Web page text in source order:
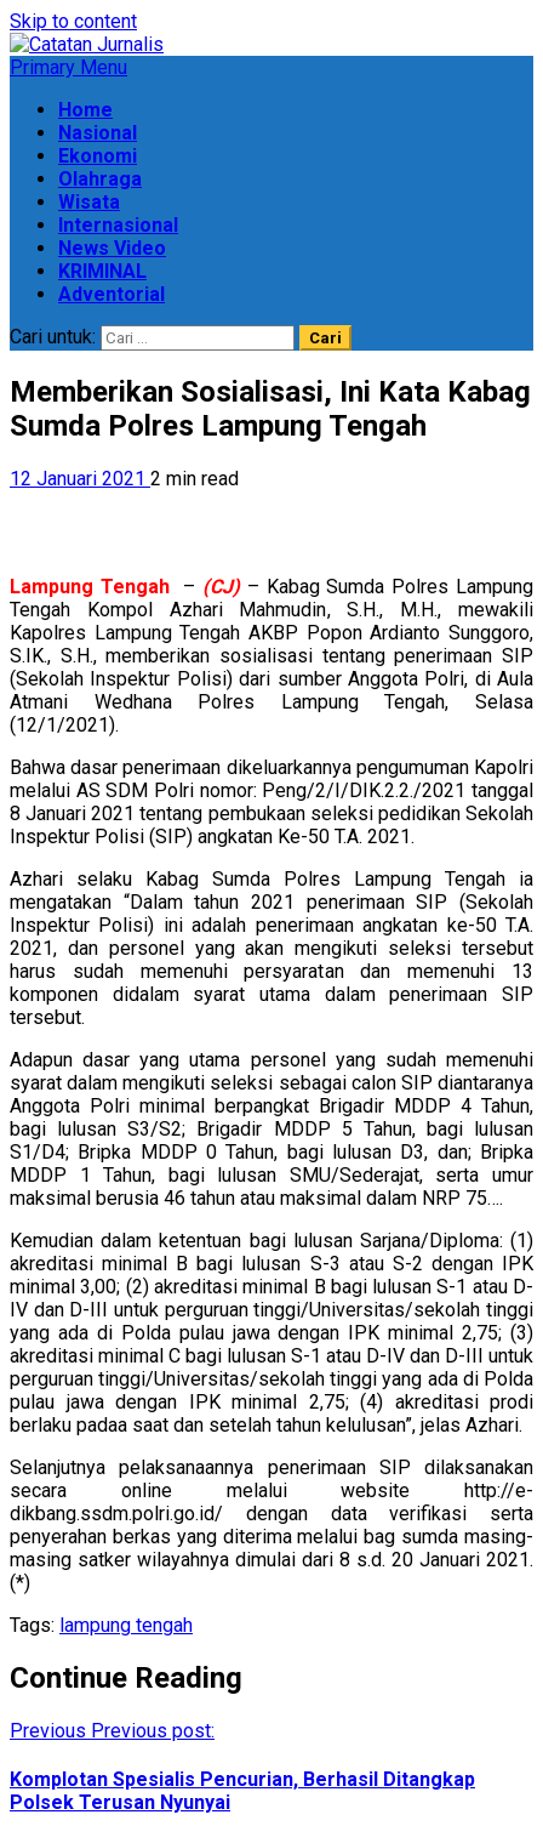
Skip to content
Primary Menu
Home
Nasional
Ekonomi
Olahraga
Wisata
Internasional
News Video
KRIMINAL
Adventorial
Cari untuk:
Memberikan Sosialisasi, Ini Kata Kabag
Sumda Polres Lampung Tengah
12 Januari 2021 2 min read
Lampung Tengah– (CJ)– Kabag Sumda Polres Lampung
Tengah Kompol Azhari Mahmudin, S.H., M.H., mewakili
Kapolres Lampung Tengah AKBP Popon Ardianto Sunggoro,
S.IK., S.H., memberikan sosialisasi tentang penerimaan SIP
(Sekolah Inspektur Polisi) dari sumber Anggota Polri, di Aula
Atmani Wedhana Polres Lampung Tengah, Selasa
(12/1/2021).
Bahwa dasar penerimaan dikeluarkannya pengumuman Kapolri
melalui AS SDM Polri nomor: Peng/2/I/DIK.2.2./2021 tanggal
8 Januari 2021 tentang pembukaan seleksi pedidikan Sekolah
Inspektur Polisi (SIP) angkatan Ke-50 T.A. 2021.
Azhari selaku Kabag Sumda Polres Lampung Tengah ia
mengatakan “Dalam tahun 2021 penerimaan SIP (Sekolah
Inspektur Polisi) ini adalah penerimaan angkatan ke-50 T.A.
2021, dan personel yang akan mengikuti seleksi tersebut
harus sudah memenuhi persyaratan dan memenuhi 13
komponen didalam syarat utama dalam penerimaan SIP
tersebut.
Adapun dasar yang utama personel yang sudah memenuhi
syarat dalam mengikuti seleksi sebagai calon SIP diantaranya
Anggota Polri minimal berpangkat Brigadir MDDP 4 Tahun,
bagi lulusan S3/S2; Brigadir MDDP 5 Tahun, bagi lulusan
S1/D4; Bripka MDDP 0 Tahun, bagi lulusan D3, dan; Bripka
MDDP 1 Tahun, bagi lulusan SMU/Sederajat, serta umur
maksimal berusia 46 tahun atau maksimal dalam NRP 75….
Kemudian dalam ketentuan bagi lulusan Sarjana/Diploma: (1)
akreditasi minimal B bagi lulusan S-3 atau S-2 dengan IPK
minimal 3,00; (2) akreditasi minimal B bagi lulusan S-1 atau D-
IV dan D-III untuk perguruan tinggi/Universitas/sekolah tinggi
yang ada di Polda pulau jawa dengan IPK minimal 2,75; (3)
akreditasi minimal C bagi lulusan S-1 atau D-IV dan D-III untuk
perguruan tinggi/Universitas/sekolah tinggi yang ada di Polda
pulau jawa dengan IPK minimal 2,75; (4) akreditasi prodi
berlaku padaa saat dan setelah tahun kelulusan”, jelas Azhari.
Selanjutnya pelaksanaannya penerimaan SIP dilaksanakan
secara online melalui website http://e-
dikbang.ssdm.polri.go.id/ dengan data verifikasi serta
penyerahan berkas yang diterima melalui bag sumda masing-
masing satker wilayahnya dimulai dari 8 s.d. 20 Januari 2021.
(*)
Tags: lampung tengah
Continue Reading
Previous Previous post:
Komplotan Spesialis Pencurian, Berhasil Ditangkap
Polsek Terusan Nyunyai